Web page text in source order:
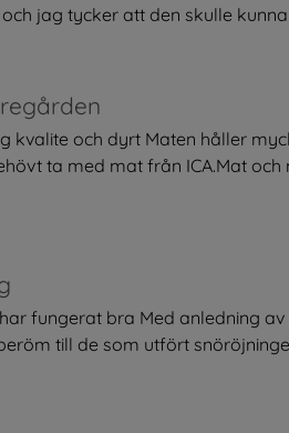
jag tycker att den skulle
kvalite och dyrt Maten håller
ta med mat från ICA.Mat och
har fungerat bra Med anledning
till de som utfört